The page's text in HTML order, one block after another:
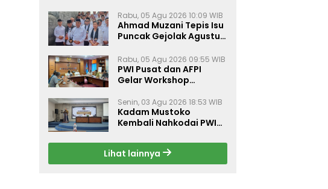
Rabu, 05 Agu 2026 10:09 WIB
Ahmad Muzani Tepis Isu
Puncak Gejolak Agustus
Perkuat Persatuan
Rabu, 05 Agu 2026 09:55 WIB
PWI Pusat dan AFPI
Gelar Workshop
Inklusi Keuangan, dan
Perlindungan Publik
Senin, 03 Agu 2026 18:53 WIB
Kadam Mustoko
Kembali Nahkodai PWI
Harap Sinergi Antar
Daerah Kian Kuat
Lihat lainnya